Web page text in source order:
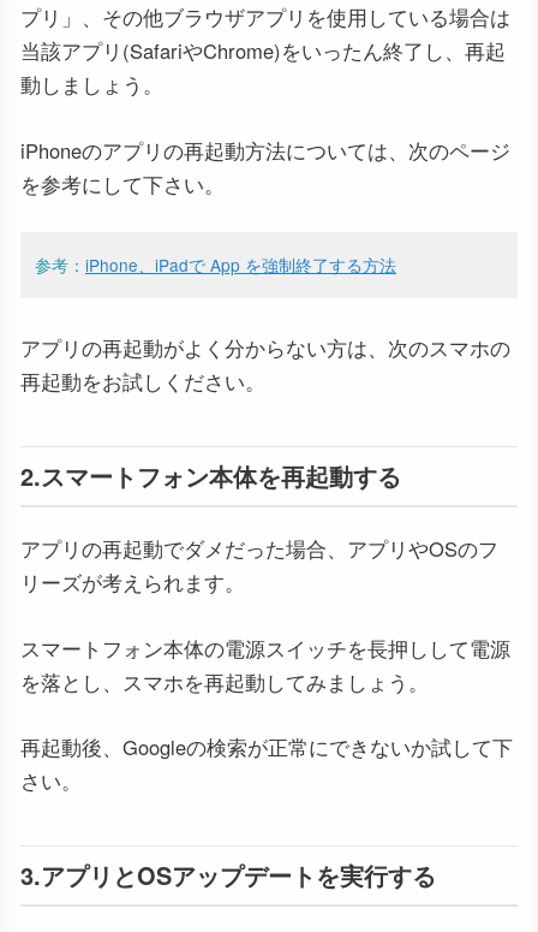
プリ」、その他ブラウザアプリを使用している場合は
当該アプリ(SafariやChrome)をいったん終了し、再起
動しましょう。
iPhoneのアプリの再起動方法については、次のページ
を参考にして下さい。
参考： iPhone、iPadで App を強制終了する方法
アプリの再起動がよく分からない方は、次のスマホの
再起動をお試しください。
2.スマートフォン本体を再起動する
アプリの再起動でダメだった場合、アプリやOSのフ
リーズが考えられます。
スマートフォン本体の電源スイッチを長押しして電源
を落とし、スマホを再起動してみましょう。
再起動後、Googleの検索が正常にできないか試して下
さい。
3.アプリとOSアップデートを実行する